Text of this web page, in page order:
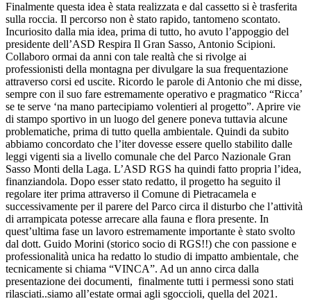
Finalmente questa idea è stata realizzata e dal cassetto si è trasferita
sulla roccia. Il percorso non è stato rapido, tantomeno scontato.
Incuriosito dalla mia idea, prima di tutto, ho avuto l’appoggio del
presidente dell’ASD Respira Il Gran Sasso, Antonio Scipioni.
Collaboro ormai da anni con tale realtà che si rivolge ai
professionisti della montagna per divulgare la sua frequentazione
attraverso corsi ed uscite. Ricordo le parole di Antonio che mi disse,
sempre con il suo fare estremamente operativo e pragmatico “Ricca’
se te serve ‘na mano partecipiamo volentieri al progetto”. Aprire vie
di stampo sportivo in un luogo del genere poneva tuttavia alcune
problematiche, prima di tutto quella ambientale. Quindi da subito
abbiamo concordato che l’iter dovesse essere quello stabilito dalle
leggi vigenti sia a livello comunale che del Parco Nazionale Gran
Sasso Monti della Laga. L’ASD RGS ha quindi fatto propria l’idea,
finanziandola. Dopo esser stato redatto, il progetto ha seguito il
regolare iter prima attraverso il Comune di Pietracamela e
successivamente per il parere del Parco circa il disturbo che l’attività
di arrampicata potesse arrecare alla fauna e flora presente. In
quest’ultima fase un lavoro estremamente importante è stato svolto
dal dott. Guido Morini (storico socio di RGS!!) che con passione e
professionalità unica ha redatto lo studio di impatto ambientale, che
tecnicamente si chiama “VINCA”. Ad un anno circa dalla
presentazione dei documenti, finalmente tutti i permessi sono stati
rilasciati..siamo all’estate ormai agli sgoccioli, quella del 2021.